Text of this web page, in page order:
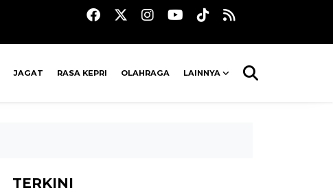
JAGAT RASA KEPRI OLAHRAGA LAINNYA
TERKINI